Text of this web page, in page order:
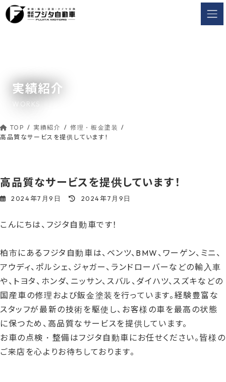
コ
ン
ナ
ビ
実績紹介
WORKS
TOP 実績紹介
修理・板金塗装
高品質なサービスを提供しています！
高品質なサービスを提供しています！
2024年7月9日
最
新
:
2024年7月9日
こんにちは、フジタ自動車です！
柏市にあるフジタ自動車は、ベンツ、BMW、ワーゲン、ミニ、
アウディ、ポルシェ、ジャガー、ランドローバーなどの輸入車
や、トヨタ、ホンダ、ニッサン、スバル、ダイハツ、スズキなどの
国産車の修理および鈑金塗装を行っています。経験豊富な
スタッフが最新の技術を駆使し、お客様の車を最高の状態
に保つため、高品質なサービスを提供しています。
お車の点検・整備はフジタ自動車にお任せください。皆様の
ご来店を心よりお待ちしております。